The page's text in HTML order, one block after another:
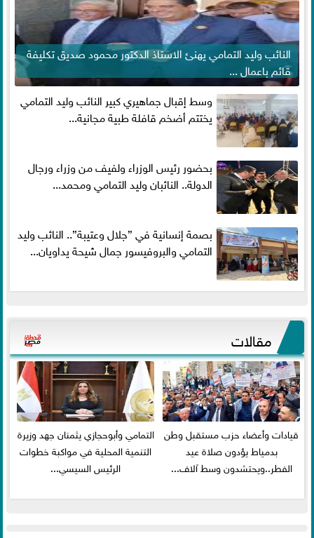
النائب وليد التمامي يهنئ الاستاذ الدكتور محمود صديق تكليفة
قائم باعمال ...
وسط إقبال جماهيري كبير النائب وليد التمامي
يختتم أضخم قافلة طبية مجانية...
بحضور رئيس الوزراء ولفيف من وزراء ورجال
الدولة.. النائبان وليد التمامي ومحمد...
بصمة إنسانية في ”جلال وعتيبة”.. النائب وليد
التمامي والبروفيسور جمال شيحة يداويان...
مقالات
قيادات وأعضاء حزب مستقبل وطن
بدمياط يؤدون صلاة عيد
الفطر..ويحتشدون وسط آلاف...
التمامي وأبوحجازي يثمنان جهد وزيرة
التنمية المحلية في مواكبة خطوات
الرئيس السيسي...